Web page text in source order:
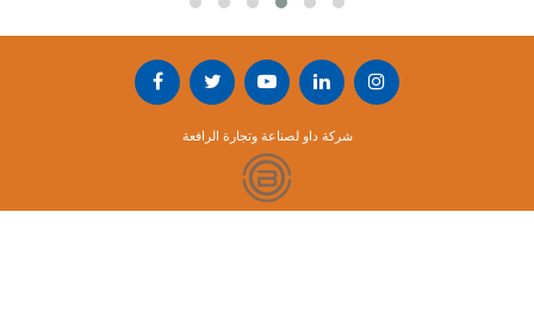
شركة داو لصناعة وتجارة الرافعة